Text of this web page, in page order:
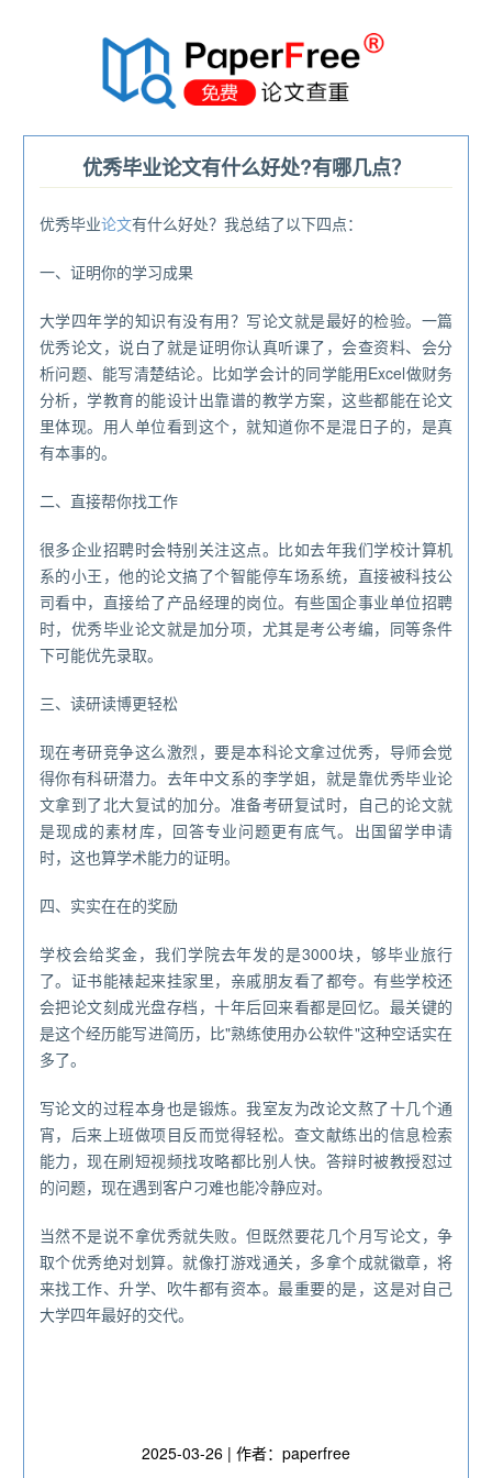
优秀毕业论文有什么好处?有哪几点？
优秀毕业论文有什么好处？我总结了以下四点：
一、证明你的学习成果
大学四年学的知识有没有用？写论文就是最好的检验。一篇
优秀论文，说白了就是证明你认真听课了，会查资料、会分
析问题、能写清楚结论。比如学会计的同学能用Excel做财务
分析，学教育的能设计出靠谱的教学方案，这些都能在论文
里体现。用人单位看到这个，就知道你不是混日子的，是真
有本事的。
二、直接帮你找工作
很多企业招聘时会特别关注这点。比如去年我们学校计算机
系的小王，他的论文搞了个智能停车场系统，直接被科技公
司看中，直接给了产品经理的岗位。有些国企事业单位招聘
时，优秀毕业论文就是加分项，尤其是考公考编，同等条件
下可能优先录取。
三、读研读博更轻松
现在考研竞争这么激烈，要是本科论文拿过优秀，导师会觉
得你有科研潜力。去年中文系的李学姐，就是靠优秀毕业论
文拿到了北大复试的加分。准备考研复试时，自己的论文就
是现成的素材库，回答专业问题更有底气。出国留学申请
时，这也算学术能力的证明。
四、实实在在的奖励
学校会给奖金，我们学院去年发的是3000块，够毕业旅行
了。证书能裱起来挂家里，亲戚朋友看了都夸。有些学校还
会把论文刻成光盘存档，十年后回来看都是回忆。最关键的
是这个经历能写进简历，比"熟练使用办公软件"这种空话实在
多了。
写论文的过程本身也是锻炼。我室友为改论文熬了十几个通
宵，后来上班做项目反而觉得轻松。查文献练出的信息检索
能力，现在刷短视频找攻略都比别人快。答辩时被教授怼过
的问题，现在遇到客户刁难也能冷静应对。
当然不是说不拿优秀就失败。但既然要花几个月写论文，争
取个优秀绝对划算。就像打游戏通关，多拿个成就徽章，将
来找工作、升学、吹牛都有资本。最重要的是，这是对自己
大学四年最好的交代。
2025-03-26 | 作者：paperfree